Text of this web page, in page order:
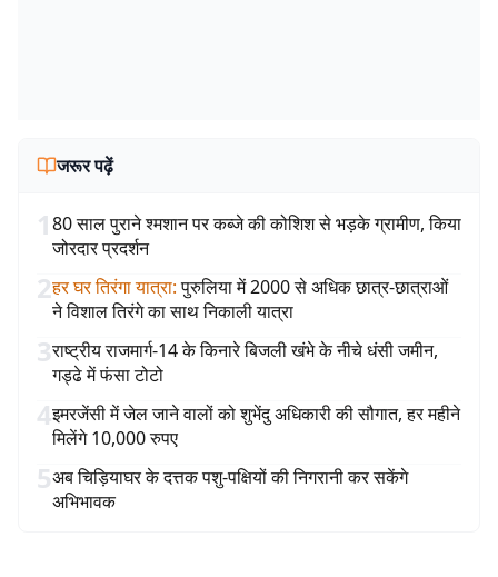
जरूर पढ़ें
180 साल पुराने श्मशान पर कब्जे की कोशिश से भड़के ग्रामीण, किया
जोरदार प्रदर्शन
2हर घर तिरंगा यात्रा: पुरुलिया में 2000 से अधिक छात्र-छात्राओं
ने विशाल तिरंगे का साथ निकाली यात्रा
3राष्ट्रीय राजमार्ग-14 के किनारे बिजली खंभे के नीचे धंसी जमीन,
गड्ढे में फंसा टोटो
4इमरजेंसी में जेल जाने वालों को शुभेंदु अधिकारी की सौगात, हर महीने
मिलेंगे 10,000 रुपए
5अब चिड़ियाघर के दत्तक पशु-पक्षियों की निगरानी कर सकेंगे
अभिभावक